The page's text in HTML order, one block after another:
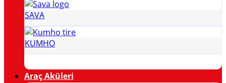
SAVA
KUMHO
Araç Aküleri